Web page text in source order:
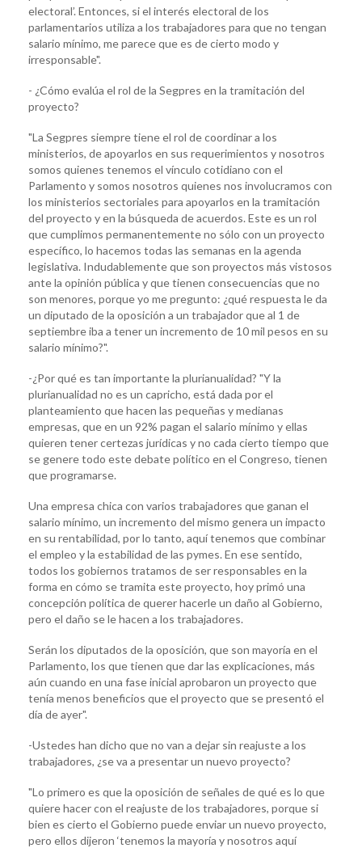
electoral’. Entonces, si el interés electoral de los
parlamentarios utiliza a los trabajadores para que no tengan
salario mínimo, me parece que es de cierto modo y
irresponsable".
- ¿Cómo evalúa el rol de la Segpres en la tramitación del
proyecto?
"La Segpres siempre tiene el rol de coordinar a los
ministerios, de apoyarlos en sus requerimientos y nosotros
somos quienes tenemos el vínculo cotidiano con el
Parlamento y somos nosotros quienes nos involucramos con
los ministerios sectoriales para apoyarlos en la tramitación
del proyecto y en la búsqueda de acuerdos. Este es un rol
que cumplimos permanentemente no sólo con un proyecto
específico, lo hacemos todas las semanas en la agenda
legislativa. Indudablemente que son proyectos más vistosos
ante la opinión pública y que tienen consecuencias que no
son menores, porque yo me pregunto: ¿qué respuesta le da
un diputado de la oposición a un trabajador que al 1 de
septiembre iba a tener un incremento de 10 mil pesos en su
salario mínimo?".
-¿Por qué es tan importante la plurianualidad? "Y la
plurianualidad no es un capricho, está dada por el
planteamiento que hacen las pequeñas y medianas
empresas, que en un 92% pagan el salario mínimo y ellas
quieren tener certezas jurídicas y no cada cierto tiempo que
se genere todo este debate político en el Congreso, tienen
que programarse.
Una empresa chica con varios trabajadores que ganan el
salario mínimo, un incremento del mismo genera un impacto
en su rentabilidad, por lo tanto, aquí tenemos que combinar
el empleo y la estabilidad de las pymes. En ese sentido,
todos los gobiernos tratamos de ser responsables en la
forma en cómo se tramita este proyecto, hoy primó una
concepción política de querer hacerle un daño al Gobierno,
pero el daño se le hacen a los trabajadores.
Serán los diputados de la oposición, que son mayoría en el
Parlamento, los que tienen que dar las explicaciones, más
aún cuando en una fase inicial aprobaron un proyecto que
tenía menos beneficios que el proyecto que se presentó el
día de ayer".
-Ustedes han dicho que no van a dejar sin reajuste a los
trabajadores, ¿se va a presentar un nuevo proyecto?
"Lo primero es que la oposición de señales de qué es lo que
quiere hacer con el reajuste de los trabajadores, porque si
bien es cierto el Gobierno puede enviar un nuevo proyecto,
pero ellos dijeron ‘tenemos la mayoría y nosotros aquí